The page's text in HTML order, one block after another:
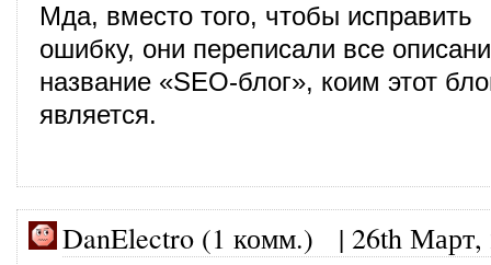
Мда, вместо того, чтобы исправить
ошибку, они переписали все
название «SEO-блог», коим этот
является.
DanElectro (1 комм.) | 26th Март,